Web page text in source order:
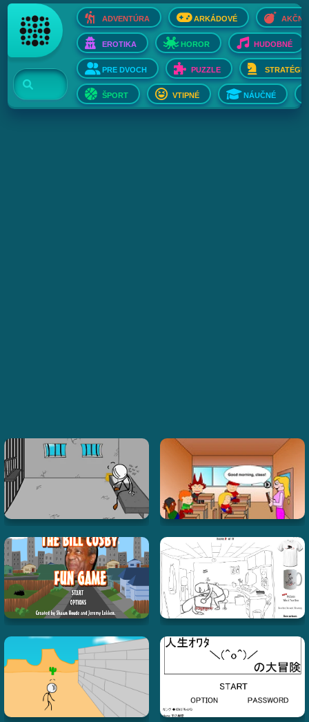
ADVENTÚRA ARKÁDOVÉ AKČNÉ
EROTIKA HOROR HUDOBNÉ
PRE DVOCH PUZZLE STRATÉGIE
ŠPORT VTIPNÉ NÁUČNÉ